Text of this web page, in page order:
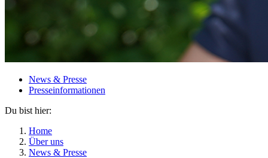
News & Presse
Presseinformationen
Du bist hier:
Home
Über uns
News & Presse